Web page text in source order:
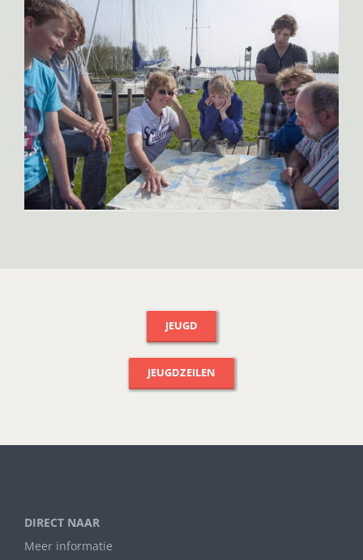
JEUGD
JEUGDZEILEN
DIRECT NAAR
Meer informatie